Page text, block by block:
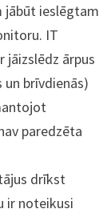
jābūt ieslēgtam
IT
jāizslēdz ārpus
brīvdienās)
paredzēta
drīkst
ir noteikusi